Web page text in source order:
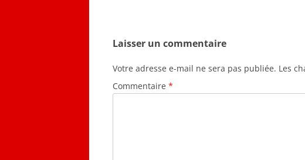
Laisser un commentaire
Votre adresse e-mail ne sera pas publiée. Les
Commentaire *